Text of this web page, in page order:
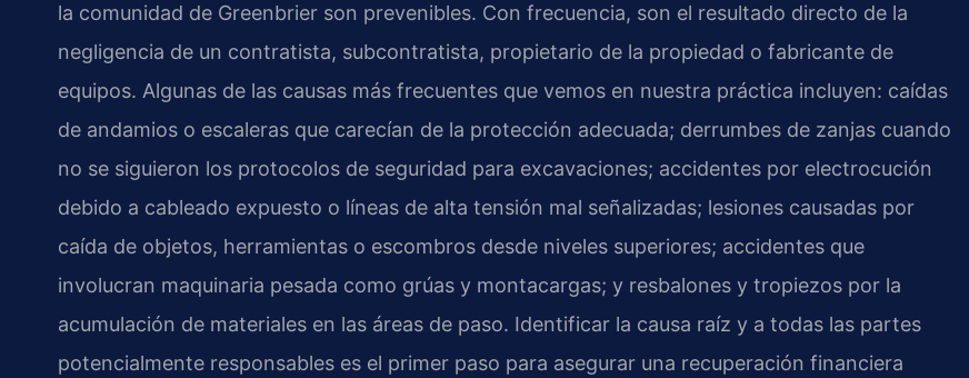
la comunidad de Greenbrier son prevenibles. Con frecuencia, son el resultado directo de la
negligencia de un contratista, subcontratista, propietario de la propiedad o fabricante de
equipos. Algunas de las causas más frecuentes que vemos en nuestra práctica incluyen: caídas
de andamios o escaleras que carecían de la protección adecuada; derrumbes de zanjas cuando
no se siguieron los protocolos de seguridad para excavaciones; accidentes por electrocución
debido a cableado expuesto o líneas de alta tensión mal señalizadas; lesiones causadas por
caída de objetos, herramientas o escombros desde niveles superiores; accidentes que
involucran maquinaria pesada como grúas y montacargas; y resbalones y tropiezos por la
acumulación de materiales en las áreas de paso. Identificar la causa raíz y a todas las partes
potencialmente responsables es el primer paso para asegurar una recuperación financiera